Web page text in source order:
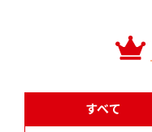
すべて